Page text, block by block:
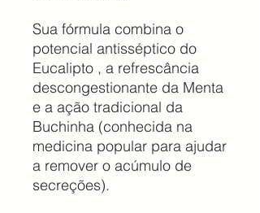
Sua fórmula combina o
potencial antisséptico do
Eucalipto , a refrescância
descongestionante da Menta
e a ação tradicional da
Buchinha (conhecida na
medicina popular para ajudar
a remover o acúmulo de
secreções).